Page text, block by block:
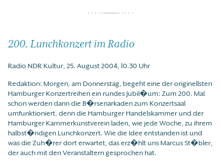
200. Lunchkonzert im Radio
Radio NDR Kultur, 25. August 2004, 10.30 Uhr
Redaktion: Morgen, am Donnerstag, begeht eine der originellsten
Hamburger Konzertreihen ein rundes Jubil�um: Zum 200. Mal
schon werden dann die B�rsenarkaden zum Konzertsaal
umfunktioniert, denn die Hamburger Handelskammer und der
Hamburger Kammerkunstverein laden, wie jede Woche, zu ihrem
halbst�ndigen Lunchkonzert. Wie die Idee entstanden ist und
was die Zuh�rer dort erwartet, das erz�hlt uns Marcus St�bler,
der auch mit den Veranstaltern gesprochen hat.